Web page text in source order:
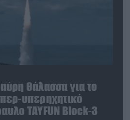
Θάλασσα για το
υπερηχητικό
TAYFUN Block-3